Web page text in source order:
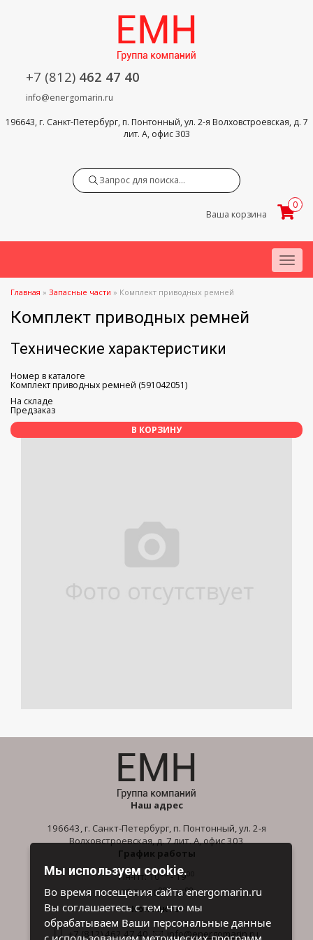
+7 (812) 462 47 40
info@energomarin.ru
196643, г. Санкт-Петербург, п. Понтонный, ул. 2-я Волховстроевская, д. 7
лит. А, офис 303
Ваша корзина
0
Menu
Главная » Запасные части » Комплект приводных ремней
Комплект приводных ремней
Технические характеристики
Номер в каталоге
Комплект приводных ремней (591042051)
На складе
Предзаказ
В КОРЗИНУ
Наш адрес
196643, г. Санкт-Петербург, п. Понтонный, ул. 2-я
Волховстроевская, д. 7 лит. А, офис 303
График работы
Пн-Пт: 1000- 1900
Сб-Вс: 1000- 1600
Контакты
+7 (812) 462 47 40 info@energomarin.ru
Мы используем cookie.
Во время посещения сайта energomarin.ru
Вы соглашаетесь с тем, что мы
обрабатываем Ваши персональные данные